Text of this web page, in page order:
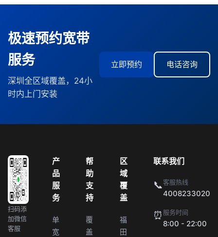
极速预约宽带
服务
深圳全区域覆盖，24小
时内上门安装
立即预约 电话咨询
扫码添
加微信
客服
产
品
服
务
单
宽
帮
助
支
持
覆
盖
区
域
覆
盖
福
田
联系我们
📞客服热线
4008233020
⏰ 服务时间
8:00 - 22:00